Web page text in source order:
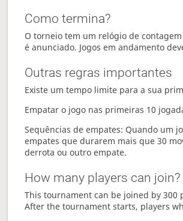
Como termina?
O torneio tem um relógio de
é anunciado. Jogos em andamento
Outras regras importantes
Existe um tempo limite para a sua
Empatar o jogo nas primeiras 10
Sequências de empates: Quando um
empates que durarem mais que 30
derrota ou outro empate.
How many players can join?
This tournament can be joined by 300
After the tournament starts, players